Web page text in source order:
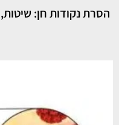
הסרת נקודות חן: